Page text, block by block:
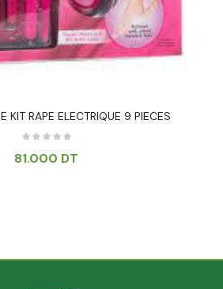
KIT RAPE ELECTRIQUE 9 PIECES
81.000 DT